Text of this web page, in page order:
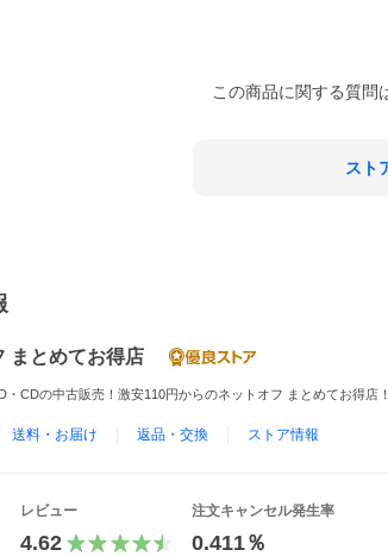
この商品に関する質問
スト
まとめてお得店
・CDの中古販売！激安110円からのネットオフ まとめてお得店！
送料・お届け 返品・交換 ストア情報
レビュー
4.62
注文キャンセル発生率
0.411％